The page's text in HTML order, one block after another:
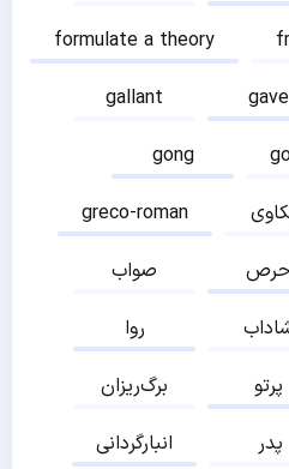
formulate a theory
gallant
gave
gong
greco-roman
صواب
حرص
روا
برگ‌ریزان
پرتو
انبارگردانی
پدر